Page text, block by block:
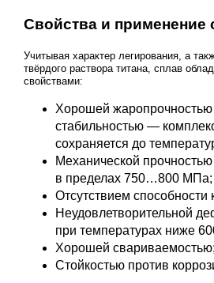
Свойства и применение
Учитывая характер легирования, а
твёрдого раствора титана, сплав
свойствами:
Хорошей жаропрочностью
стабильностью —
сохраняется до
Механической
в пределах 750…800 МПа;
Отсутствием способности
Неудовлетворительной
при температурах ниже
Хорошей свариваемостью;
Стойкостью против